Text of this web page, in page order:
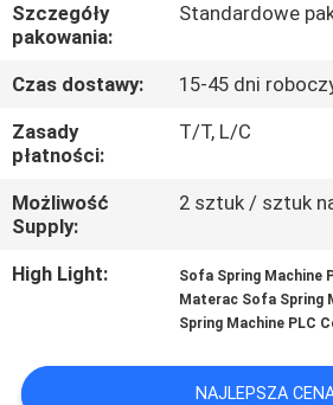
SKONTAKTUJ
SIĘ
Z
NAMI
AKTUALNOŚCI
WSZYSTKIE
PRZYPADKI
Szczegóły
pakowania:
Standardowe
Czas dostawy:
15-45 dni
Zasady
płatności:
T/T, L/C
Możliwość
Supply:
2 sztuk / sztuk
High Light: Sofa Spring Machine
Materac Sofa Spring
Spring Machine PLC
NAJLEPSZA